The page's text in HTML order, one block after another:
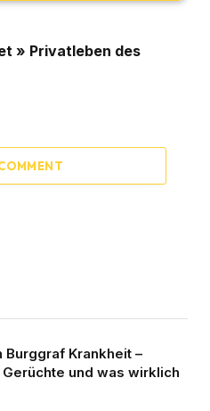
» Privatleben des
Burggraf Krankheit –
und was wirklich